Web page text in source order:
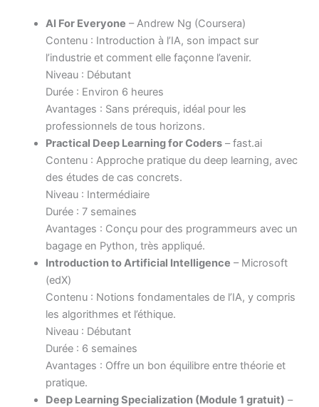
AI For Everyone – Andrew Ng (Coursera)
Contenu : Introduction à l’IA, son impact sur
l’industrie et comment elle façonne l’avenir.
Niveau : Débutant
Durée : Environ 6 heures
Avantages : Sans prérequis, idéal pour les
professionnels de tous horizons.
Practical Deep Learning for Coders– fast.ai
Contenu : Approche pratique du deep learning, avec
des études de cas concrets.
Niveau : Intermédiaire
Durée : 7 semaines
Avantages : Conçu pour des programmeurs avec un
bagage en Python, très appliqué.
Introduction to Artificial Intelligence – Microsoft
(edX)
Contenu : Notions fondamentales de l’IA, y compris
les algorithmes et l’éthique.
Niveau : Débutant
Durée : 6 semaines
Avantages : Offre un bon équilibre entre théorie et
pratique.
Deep Learning Specialization (Module 1 gratuit) –